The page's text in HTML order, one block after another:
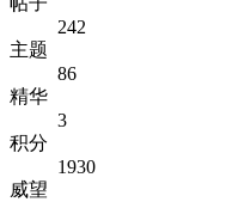
242
主题
86
精华
3
积分
1930
威望